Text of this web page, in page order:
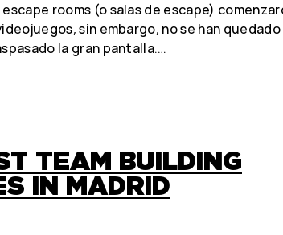
rooms (o salas de escape)
sin embargo, no se han quedado
la gran pantalla.…
TEAM BUILDING
IN MADRID